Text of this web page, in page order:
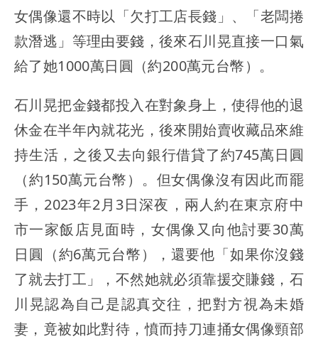
女偶像還不時以「欠打工店長錢」、「老闆捲
款潛逃」等理由要錢，後來石川晃直接一口氣
給了她1000萬日圓（約200萬元台幣）。
石川晃把金錢都投入在對象身上，使得他的退
休金在半年內就花光，後來開始賣收藏品來維
持生活，之後又去向銀行借貸了約745萬日圓
（約150萬元台幣）。但女偶像沒有因此而罷
手，2023年2月3日深夜，兩人約在東京府中
市一家飯店見面時，女偶像又向他討要30萬
日圓（約6萬元台幣），還要他「如果你沒錢
了就去打工」，不然她就必須靠援交賺錢，石
川晃認為自己是認真交往，把對方視為未婚
妻，竟被如此對待，憤而持刀連捅女偶像頸部